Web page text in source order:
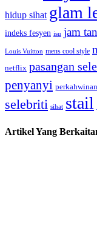
hidup sihat glam
indeks fesyen isu jam
Louis Vuitton mens cool style
netflix pasangan
penyanyi perkahwinan
selebriti sihat stail
Artikel Yang